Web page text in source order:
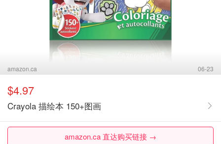
amazon.ca 06-23
$4.97
Crayola 描绘本 150+图画
amazon.ca 直达购买链接 →